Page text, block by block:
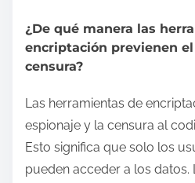
¿De qué manera las
encriptación previenen
censura?
Las herramientas de
espionaje y la censura al
Esto significa que solo los
pueden acceder a los datos.